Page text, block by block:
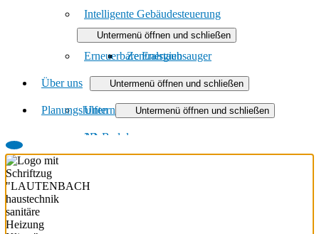
Intelligente Gebäudesteuerung
Untermenü öffnen und schließen
Zentralstaubsauger
Erneuerbare Energien
Über uns Untermenü öffnen und schließen
Unternehmen
Jobs
Downloads
Planungshilfen Untermenü öffnen und schließen
3D-Badplaner
Badanfrage-Assistent